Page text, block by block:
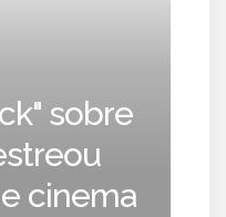
sobre
cinema